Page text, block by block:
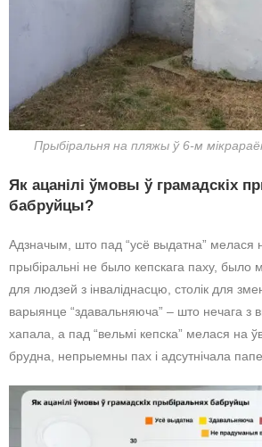
Прыбіральня на пляжы ў 6-м
Як ацанілі ўмовы ў грамадскіх
бабруйцы?
Адзначым, што пад “усё выдатна” мелася
прыбіральні не было кепскага паху, было
для людзей з інваліднасцю, столік для
варыянце “здавальняюча” – што нечага з
хапала, а пад “вельмі кепска” мелася на
брудна, непрыемны пах і адсутнічала